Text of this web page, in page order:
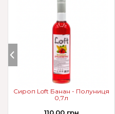
Сироп Loft Банан - Полуниця
0,7л